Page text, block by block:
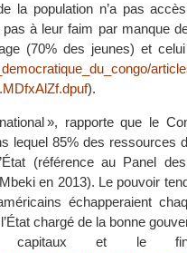
la population n’a pas
à leur faim par manque
(70% des jeunes) et
).
», rapporte que le
lequel 85% des ressources
(référence au Panel
en 2013). Le pouvoir
échapperaient
chargé de la bonne
capitaux et le